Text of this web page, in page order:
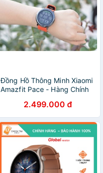
Đồng Hồ Thông Minh Xiaomi
Amazfit Pace - Hàng Chính
2.499.000 đ